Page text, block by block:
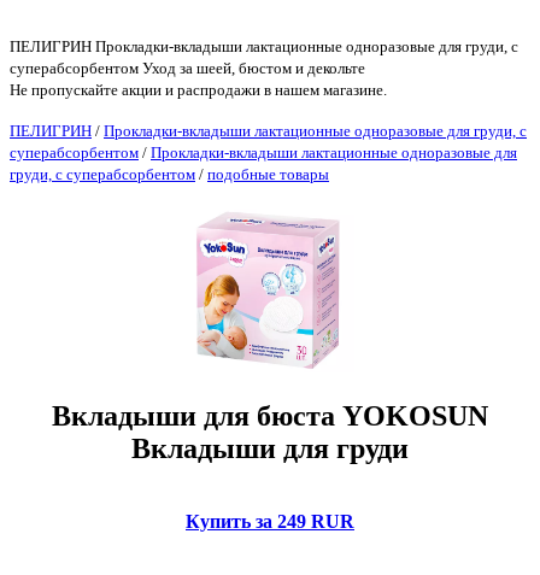
ПЕЛИГРИН Прокладки-вкладыши лактационные одноразовые для груди, с
суперабсорбентом Уход за шеей, бюстом и декольте
Не пропускайте акции и распродажи в нашем магазине.
ПЕЛИГРИН / Прокладки-вкладыши лактационные одноразовые для груди, с
суперабсорбентом / Прокладки-вкладыши лактационные одноразовые для
груди, с суперабсорбентом / подобные товары
Вкладыши для бюста YOKOSUN
Вкладыши для груди
Купить за 249 RUR